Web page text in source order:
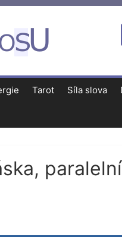
Tarot Síla slova